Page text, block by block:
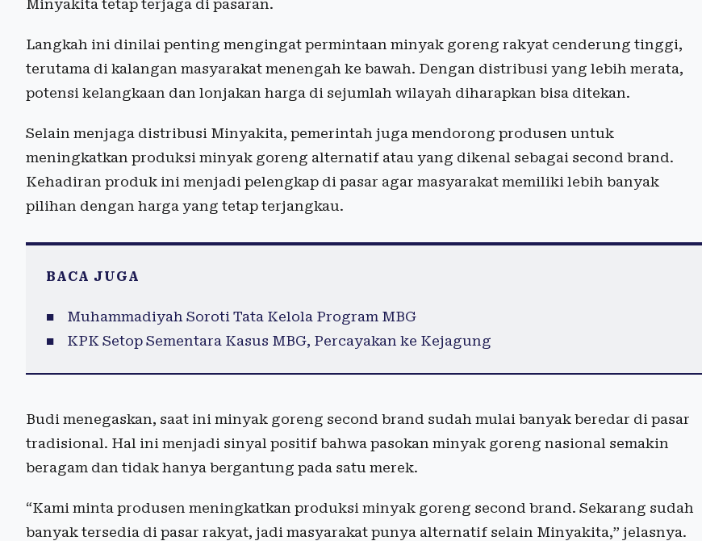
Minyakita tetap terjaga di pasaran.
Langkah ini dinilai penting mengingat permintaan minyak goreng rakyat cenderung tinggi,
terutama di kalangan masyarakat menengah ke bawah. Dengan distribusi yang lebih merata,
potensi kelangkaan dan lonjakan harga di sejumlah wilayah diharapkan bisa ditekan.
Selain menjaga distribusi Minyakita, pemerintah juga mendorong produsen untuk
meningkatkan produksi minyak goreng alternatif atau yang dikenal sebagai second brand.
Kehadiran produk ini menjadi pelengkap di pasar agar masyarakat memiliki lebih banyak
pilihan dengan harga yang tetap terjangkau.
BACA JUGA
Muhammadiyah Soroti Tata Kelola Program MBG
KPK Setop Sementara Kasus MBG, Percayakan ke Kejagung
Budi menegaskan, saat ini minyak goreng second brand sudah mulai banyak beredar di pasar
tradisional. Hal ini menjadi sinyal positif bahwa pasokan minyak goreng nasional semakin
beragam dan tidak hanya bergantung pada satu merek.
“Kami minta produsen meningkatkan produksi minyak goreng second brand. Sekarang sudah
banyak tersedia di pasar rakyat, jadi masyarakat punya alternatif selain Minyakita,” jelasnya.